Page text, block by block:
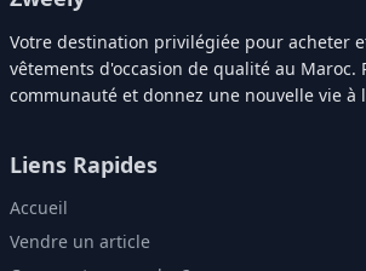
Votre destination privilégiée pour acheter
vêtements d'occasion de qualité au Maroc.
communauté et donnez une nouvelle vie à
Liens Rapides
Accueil
Vendre un article